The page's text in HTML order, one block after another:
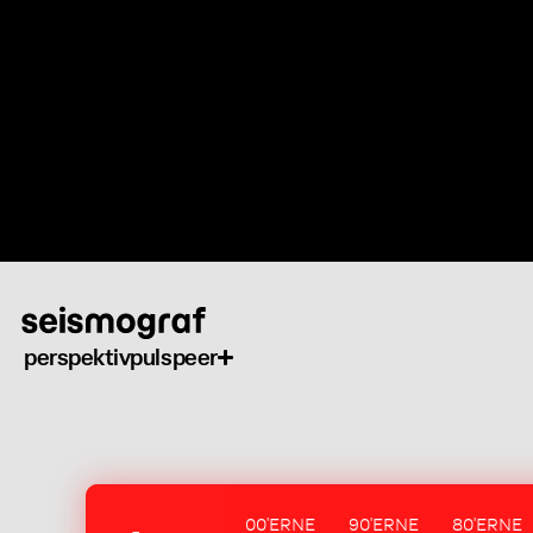
perspektivpulspeer
00'ERNE 90'ERNE 80'ERNE